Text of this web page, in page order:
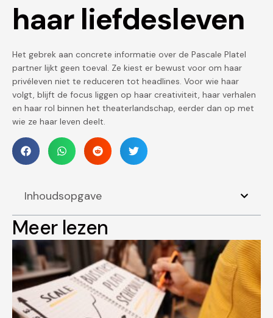
haar liefdesleven
Het gebrek aan concrete informatie over de Pascale Platel
partner lijkt geen toeval. Ze kiest er bewust voor om haar
privéleven niet te reduceren tot headlines. Voor wie haar
volgt, blijft de focus liggen op haar creativiteit, haar verhalen
en haar rol binnen het theaterlandschap, eerder dan op met
wie ze haar leven deelt.
Inhoudsopgave
Meer lezen